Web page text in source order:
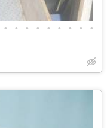
• • • • • • • • •